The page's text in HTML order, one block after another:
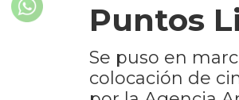
Puntos
Se puso en
colocación de